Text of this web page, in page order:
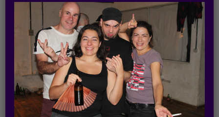
2010
Galerna en la Taberna